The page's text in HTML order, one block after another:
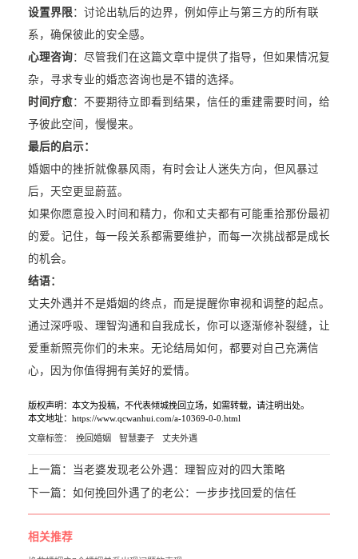
设置界限：讨论出轨后的边界，例如停止与第三方的所有联
系，确保彼此的安全感。
心理咨询：尽管我们在这篇文章中提供了指导，但如果情况复
杂，寻求专业的婚恋咨询也是不错的选择。
时间疗愈：不要期待立即看到结果，信任的重建需要时间，给
予彼此空间，慢慢来。
最后的启示：
婚姻中的挫折就像暴风雨，有时会让人迷失方向，但风暴过
后，天空更显蔚蓝。
如果你愿意投入时间和精力，你和丈夫都有可能重拾那份最初
的爱。记住，每一段关系都需要维护，而每一次挑战都是成长
的机会。
结语：
丈夫外遇并不是婚姻的终点，而是提醒你审视和调整的起点。
通过深呼吸、理智沟通和自我成长，你可以逐渐修补裂缝，让
爱重新照亮你们的未来。无论结局如何，都要对自己充满信
心，因为你值得拥有美好的爱情。
版权声明：本文为投稿，不代表倾城挽回立场，如需转载，请注明出处。
本文地址：https://www.qcwanhui.com/a-10369-0-0.html
文章标签： 挽回婚姻 智慧妻子 丈夫外遇
上一篇： 当老婆发现老公外遇：理智应对的四大策略
下一篇： 如何挽回外遇了的老公：一步步找回爱的信任
相关推荐